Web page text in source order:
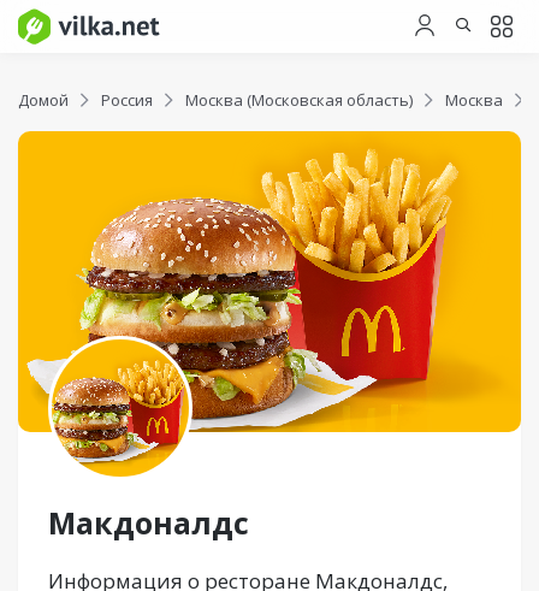
Домой Россия Москва (Московская область) Москва
Макдоналдс
Информация о ресторане Макдоналдс,